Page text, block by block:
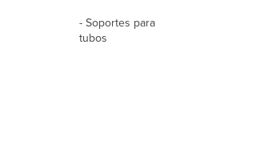
- Soportes para
tubos